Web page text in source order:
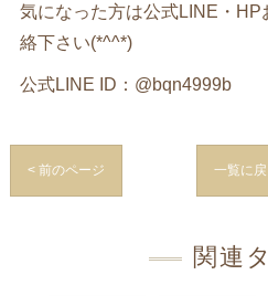
気になった方は公式LINE・
絡下さい(*^^*)
公式LINE ID：@bqn4999b
< 前のページ 一覧に
関連